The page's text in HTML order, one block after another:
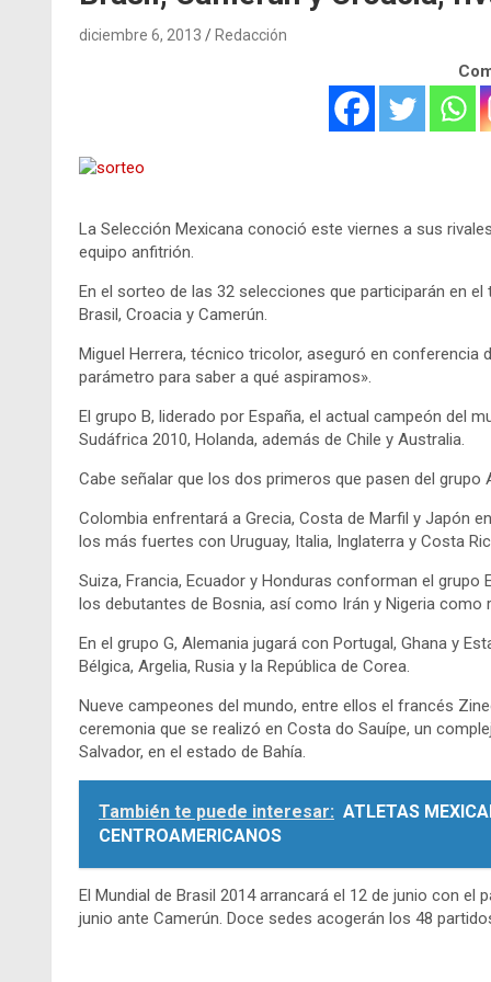
diciembre 6, 2013 Redacción
La Selección Mexicana conoció este viernes a sus
equipo anfitrión.
En el sorteo de las 32 selecciones que participarán en
Brasil, Croacia y Camerún.
Miguel Herrera, técnico tricolor, aseguró en conferencia
parámetro para saber a qué aspiramos».
El grupo B, liderado por España, el actual campeón del
Sudáfrica 2010, Holanda, además de Chile y Australia.
Cabe señalar que los dos primeros que pasen del
Colombia enfrentará a Grecia, Costa de Marfil y Japón
los más fuertes con Uruguay, Italia, Inglaterra y Costa
Suiza, Francia, Ecuador y Honduras conforman el
los debutantes de Bosnia, así como Irán y Nigeria como
En el grupo G, Alemania jugará con Portugal, Ghana y
Bélgica, Argelia, Rusia y la República de Corea.
Nueve campeones del mundo, entre ellos el francés
ceremonia que se realizó en Costa do Sauípe, un
Salvador, en el estado de Bahía.
También te puede interesar: ATLETAS
CENTROAMERICANOS
El Mundial de Brasil 2014 arrancará el 12 de junio con el
junio ante Camerún. Doce sedes acogerán los 48